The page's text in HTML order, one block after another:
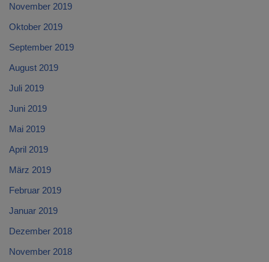
November 2019
Oktober 2019
September 2019
August 2019
Juli 2019
Juni 2019
Mai 2019
April 2019
März 2019
Februar 2019
Januar 2019
Dezember 2018
November 2018